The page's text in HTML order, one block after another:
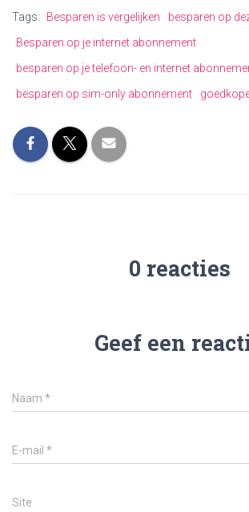
Tags: Besparen is vergelijken
besparen op
Besparen op je internet abonnement
besparen op je telefoon- en internet
besparen op sim-only abonnement
0 reacties
Geef een
Naam *
E-mail *
Site